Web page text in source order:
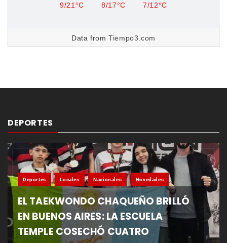
9/21°C 8/17°C 7/12°C
Data fromTiempo3.com
DEPORTES
Deportes Locales Nacionales Novedades
EL TAEKWONDO CHAQUEÑO BRILLÓ
EN BUENOS AIRES: LA ESCUELA
TEMPLE COSECHÓ CUATRO